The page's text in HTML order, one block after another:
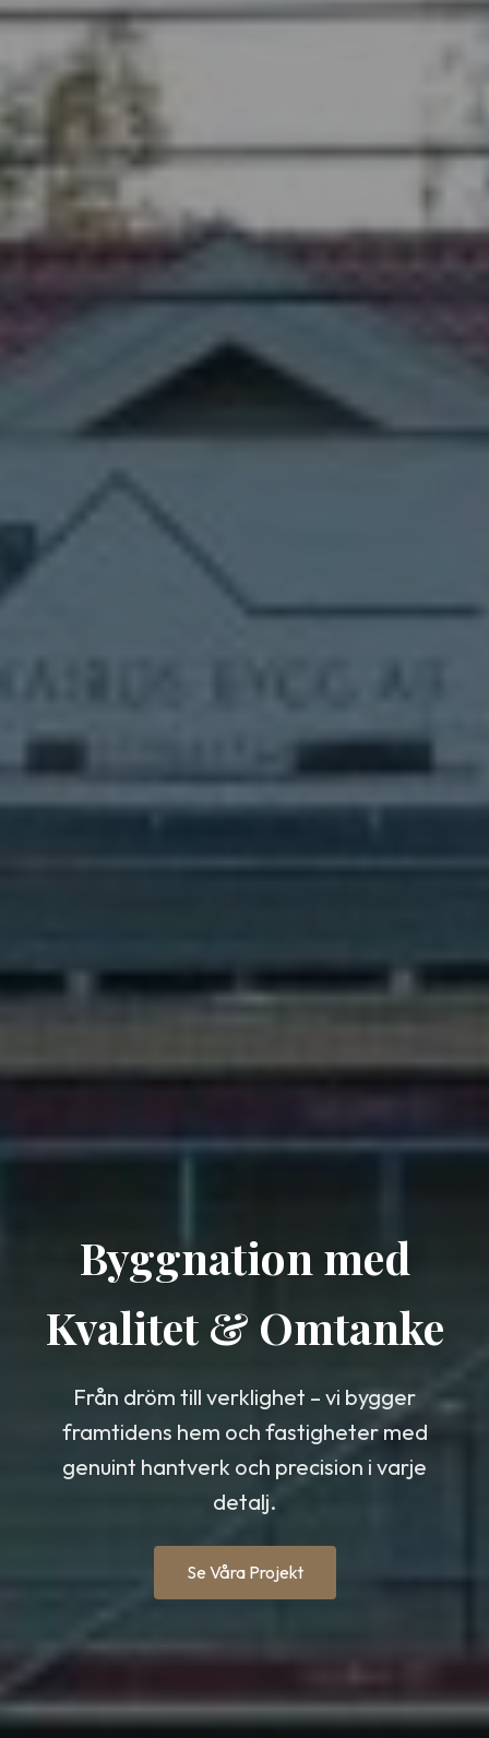
Byggnation med
Kvalitet & Omtanke
Från dröm till verklighet – vi bygger
framtidens hem och fastigheter med
genuint hantverk och precision i varje
detalj.
Se Våra Projekt